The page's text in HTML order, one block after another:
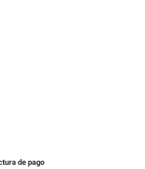
de pago